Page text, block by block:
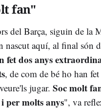
fan"
del Barça, siguin de la
nascut aquí, al final són
fet dos anys
, de com de bé ho han
jugar. Soc molt
per molts anys", va